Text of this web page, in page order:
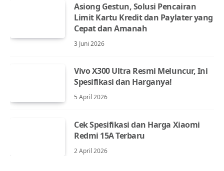
Asiong Gestun, Solusi Pencairan
Limit Kartu Kredit dan Paylater yang
Cepat dan Amanah
3 Juni 2026
Vivo X300 Ultra Resmi Meluncur, Ini
Spesifikasi dan Harganya!
5 April 2026
Cek Spesifikasi dan Harga Xiaomi
Redmi 15A Terbaru
2 April 2026